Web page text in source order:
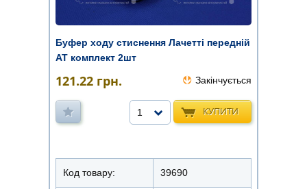
Буфер ходу стиснення Лачетті передній
АТ комплект 2шт
121.22 грн. Закінчується
КУПИТИ
1
Код товару: 39690